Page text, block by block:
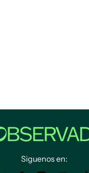
Siguenos en: